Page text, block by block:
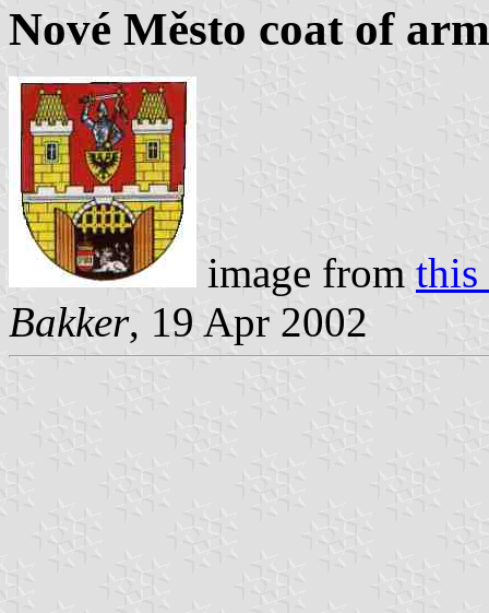
Nové Město coat of
image from this
Bakker, 19 Apr 2002